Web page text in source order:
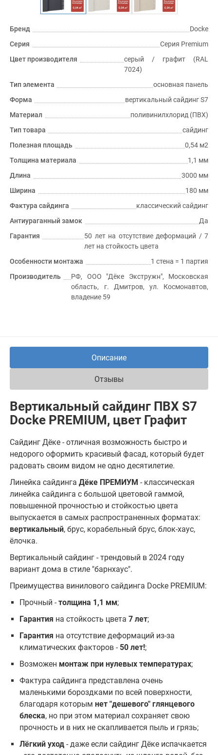
Бренд
Docke
Серия
Серия Premium
Цвет производителя
серый / графит (RAL
7024)
Тип элемента
основная панель
Форма
вертикальный сайдинг S7
Материал
поливинилхлорид (ПВХ)
Тип товара
сайдинг
Полезная площадь
0,54 м2
Толщина материала
1,1 мм
Длина
3000 мм
Ширина
180 мм
Фактура сайдинга
классический сайдинг
Антиураганный замок
Да
Гарантия
50 лет на отсутствие деформаций / 7
лет на стойкость цвета
Особенности монтажа
1 стена = 1 партия
Производитель
РФ, ООО "Дёке Экстружн", Московская
область, г. Дмитров, ул. Космонавтов,
владение 59
Описание
Отзывы
Вертикальный сайдинг ПВХ S7
Docke PREMIUM, цвет Графит
Сайдинг Дёке - отличная возможность быстро и
недорого оформить красивый фасад, который будет
радовать своим видом не одно десятилетие.
Линейка сайдинга Дёке ПРЕМИУМ - классическая
линейка сайдинга с большой цветовой гаммой,
повышенной прочностью и стойкостью цвета
выпускается в самых распространенных форматах:
вертикальный, брус, корабельный брус, блок-хаус,
ёлочка.
Вертикальный сайдинг - трендовый в 2024 году
вариант дома в стиле "барнхаус".
Преимущества винилового сайдинга Docke PREMIUM:
Прочный -толщина 1,1 мм;
Гарантия на стойкость цвета7 лет;
Гарантия на отсутствие деформаций из-за
климатических факторов - 50 лет!;
Возможен монтаж при нулевых температурах;
Фактура сайдинга представлена очень
маленькими бороздками по всей поверхности,
благодаря которымнет "дешевого" глянцевого
блеска, но при этом материал сохраняет свою
прочность и в них не скапливается пыль и грязь;
Лёгкий уход - даже если сайдинг Дёке испачкается